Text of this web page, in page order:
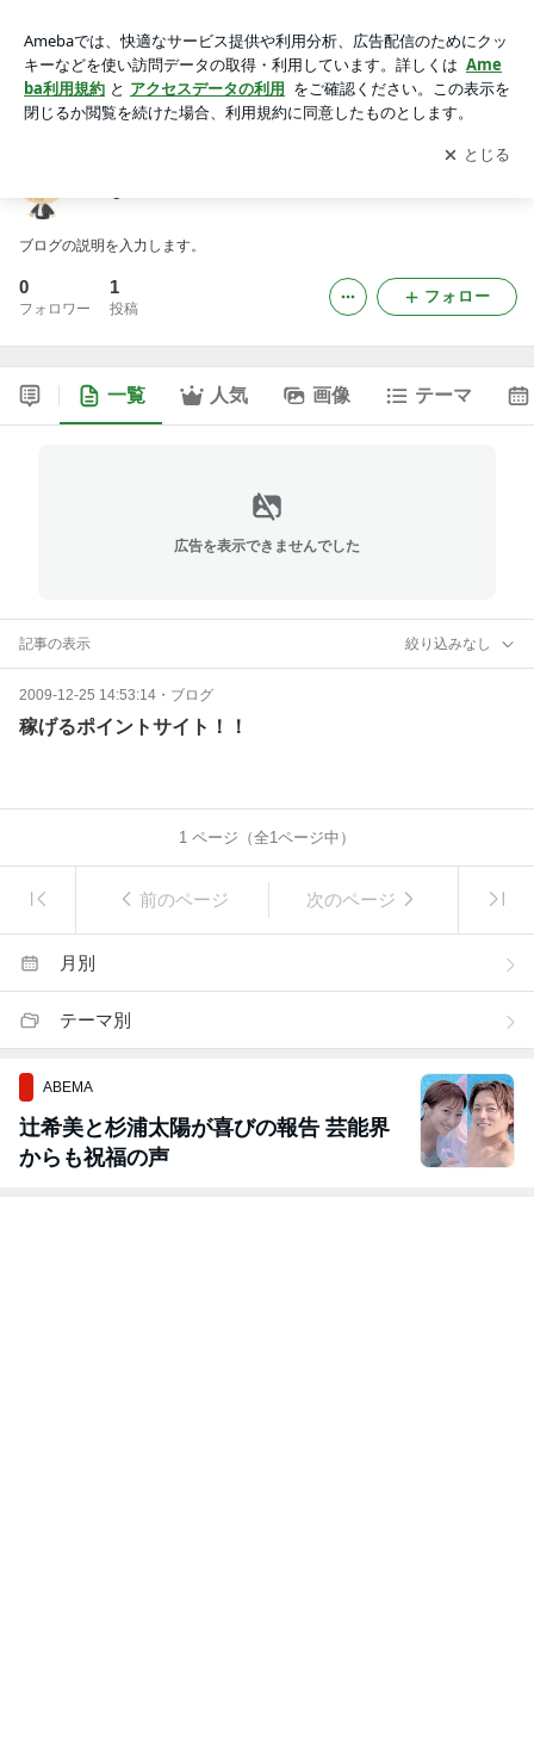
アプリをダウンロードして ブログの更新通知
を受け取りまし
ょう。
開く
ブログの説明を入力します。
0
フォロワー
1
投稿
フォロー
一覧 人気 画像 テーマ
広告を表示できませんでした
記事の表示 絞り込みなし
2009-12-25 14:53:14 ・ ブログ
稼げるポイントサイト！！
1 ページ（全1ページ中）
前のページ 次のページ
月別
テーマ別
ABEMA
辻希美と杉浦太陽が喜びの報告 芸能界
からも祝福の声